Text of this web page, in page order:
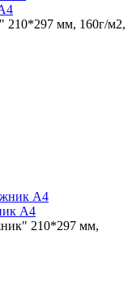
210*297 мм, 160г/м2,
А4
210*297 мм,